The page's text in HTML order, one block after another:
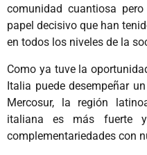
comunidad cuantiosa
papel decisivo que han
en todos los niveles de la
Como ya tuve la
Italia puede desempeñar
Mercosur, la región
italiana es más fuerte
complementariedades con